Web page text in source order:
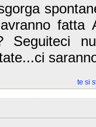
fatta
Seguiteci
te si